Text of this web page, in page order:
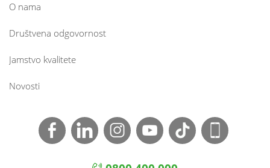
O nama
Društvena odgovornost
Jamstvo kvalitete
Novosti